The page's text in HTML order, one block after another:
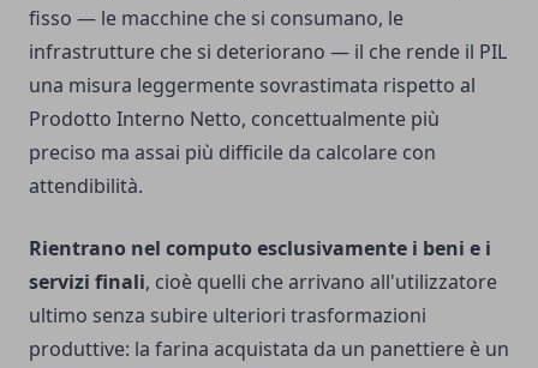
fisso — le macchine che si consumano, le
infrastrutture che si deteriorano — il che rende il PIL
una misura leggermente sovrastimata rispetto al
Prodotto Interno Netto, concettualmente più
preciso ma assai più difficile da calcolare con
attendibilità.
Rientrano nel computo esclusivamente i beni e i
servizi finali, cioè quelli che arrivano all'utilizzatore
ultimo senza subire ulteriori trasformazioni
produttive: la farina acquistata da un panettiere è un